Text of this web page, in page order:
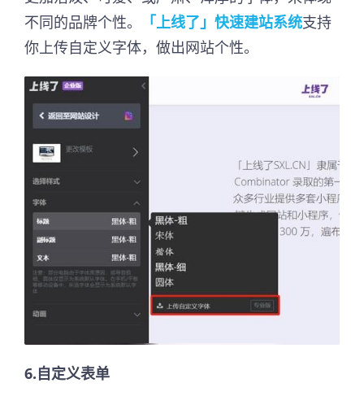
不同的品牌个性。
「上线了」快速建站系统支持
你上传自定义字体，做出网站个性。
6.自定义表单